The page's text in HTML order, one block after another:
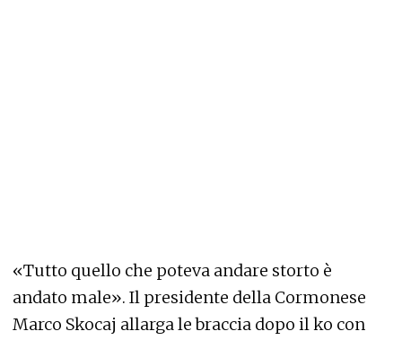
«Tutto quello che poteva andare storto è
andato male». Il presidente della Cormonese
Marco Skocaj allarga le braccia dopo il ko con